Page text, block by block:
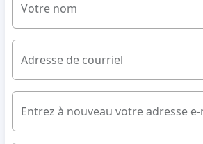
Votre nom
Adresse de courriel
Entrez à nouveau votre adresse